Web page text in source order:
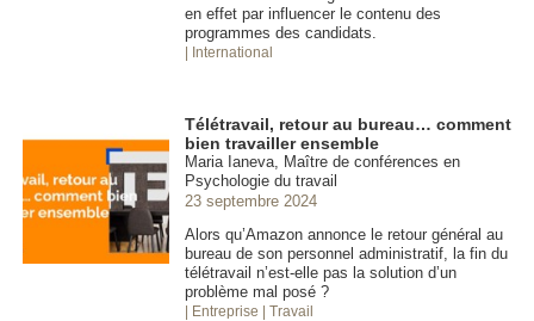
en effet par influencer le contenu des
programmes des candidats.
| International
Télétravail, retour au bureau… comment
bien travailler ensemble
Maria Ianeva, Maître de conférences en
Psychologie du travail
23 septembre 2024
Alors qu’Amazon annonce le retour général au
bureau de son personnel administratif, la fin du
télétravail n’est-elle pas la solution d’un
problème mal posé ?
| Entreprise | Travail